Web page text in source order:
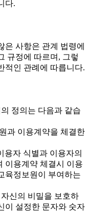
다.
은 사항은 관계 법령에
규정에 따르며, 그렇
적인 관례에 따릅니다.
정의는 다음과 같습
과 이용계약을 체결한
자 식별과 이용자의
이용계약 체결시 이용
육정보원이 부여하는
신의 비밀을 보호하
이 설정한 문자와 숫자